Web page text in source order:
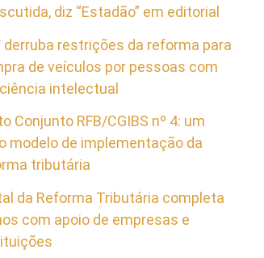
diz “Estadão” em editorial
derruba restrições da reforma para
de veículos por pessoas com
intelectual
Conjunto RFB/CGIBS nº 4: um
modelo de implementação da
tributária
da Reforma Tributária completa
com apoio de empresas e